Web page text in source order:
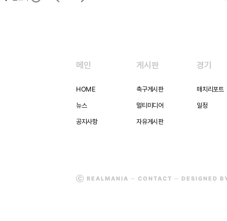
메인
HOME
뉴스
공지사항
게시판
축구게시판
멀티미디어
자유게시판
경기
매치리포트
일정
Ⓒ REALMANIA ─ CONTACT ─ DESIGNED